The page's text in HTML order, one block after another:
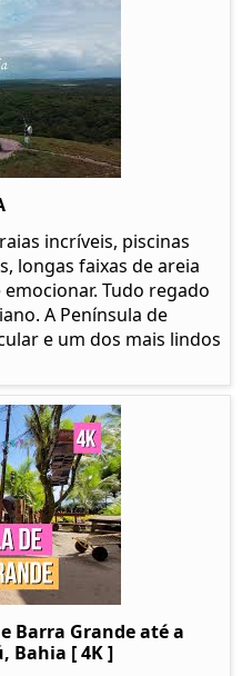
incríveis, piscinas
longas faixas de areia
Tudo regado
A Península de
e um dos mais lindos
Barra Grande até a
Bahia [ 4K ]